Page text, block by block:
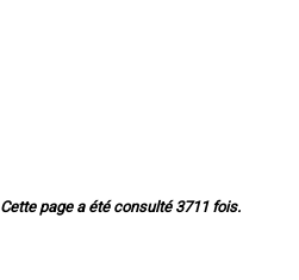
Cette page a été consulté 3711 fois.